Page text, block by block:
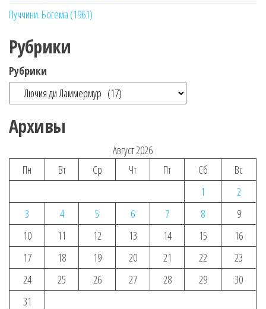
Пуччини. Богема (1961)
Рубрики
Рубрики
Архивы
Август 2026
Пн
Вт Ср Чт Пт Сб
Вс
1
2
3
4 5 6 7 8
9
10
11 12 13 14 15
16
17
18 19 20 21 22
23
24
25 26 27 28 29
30
31